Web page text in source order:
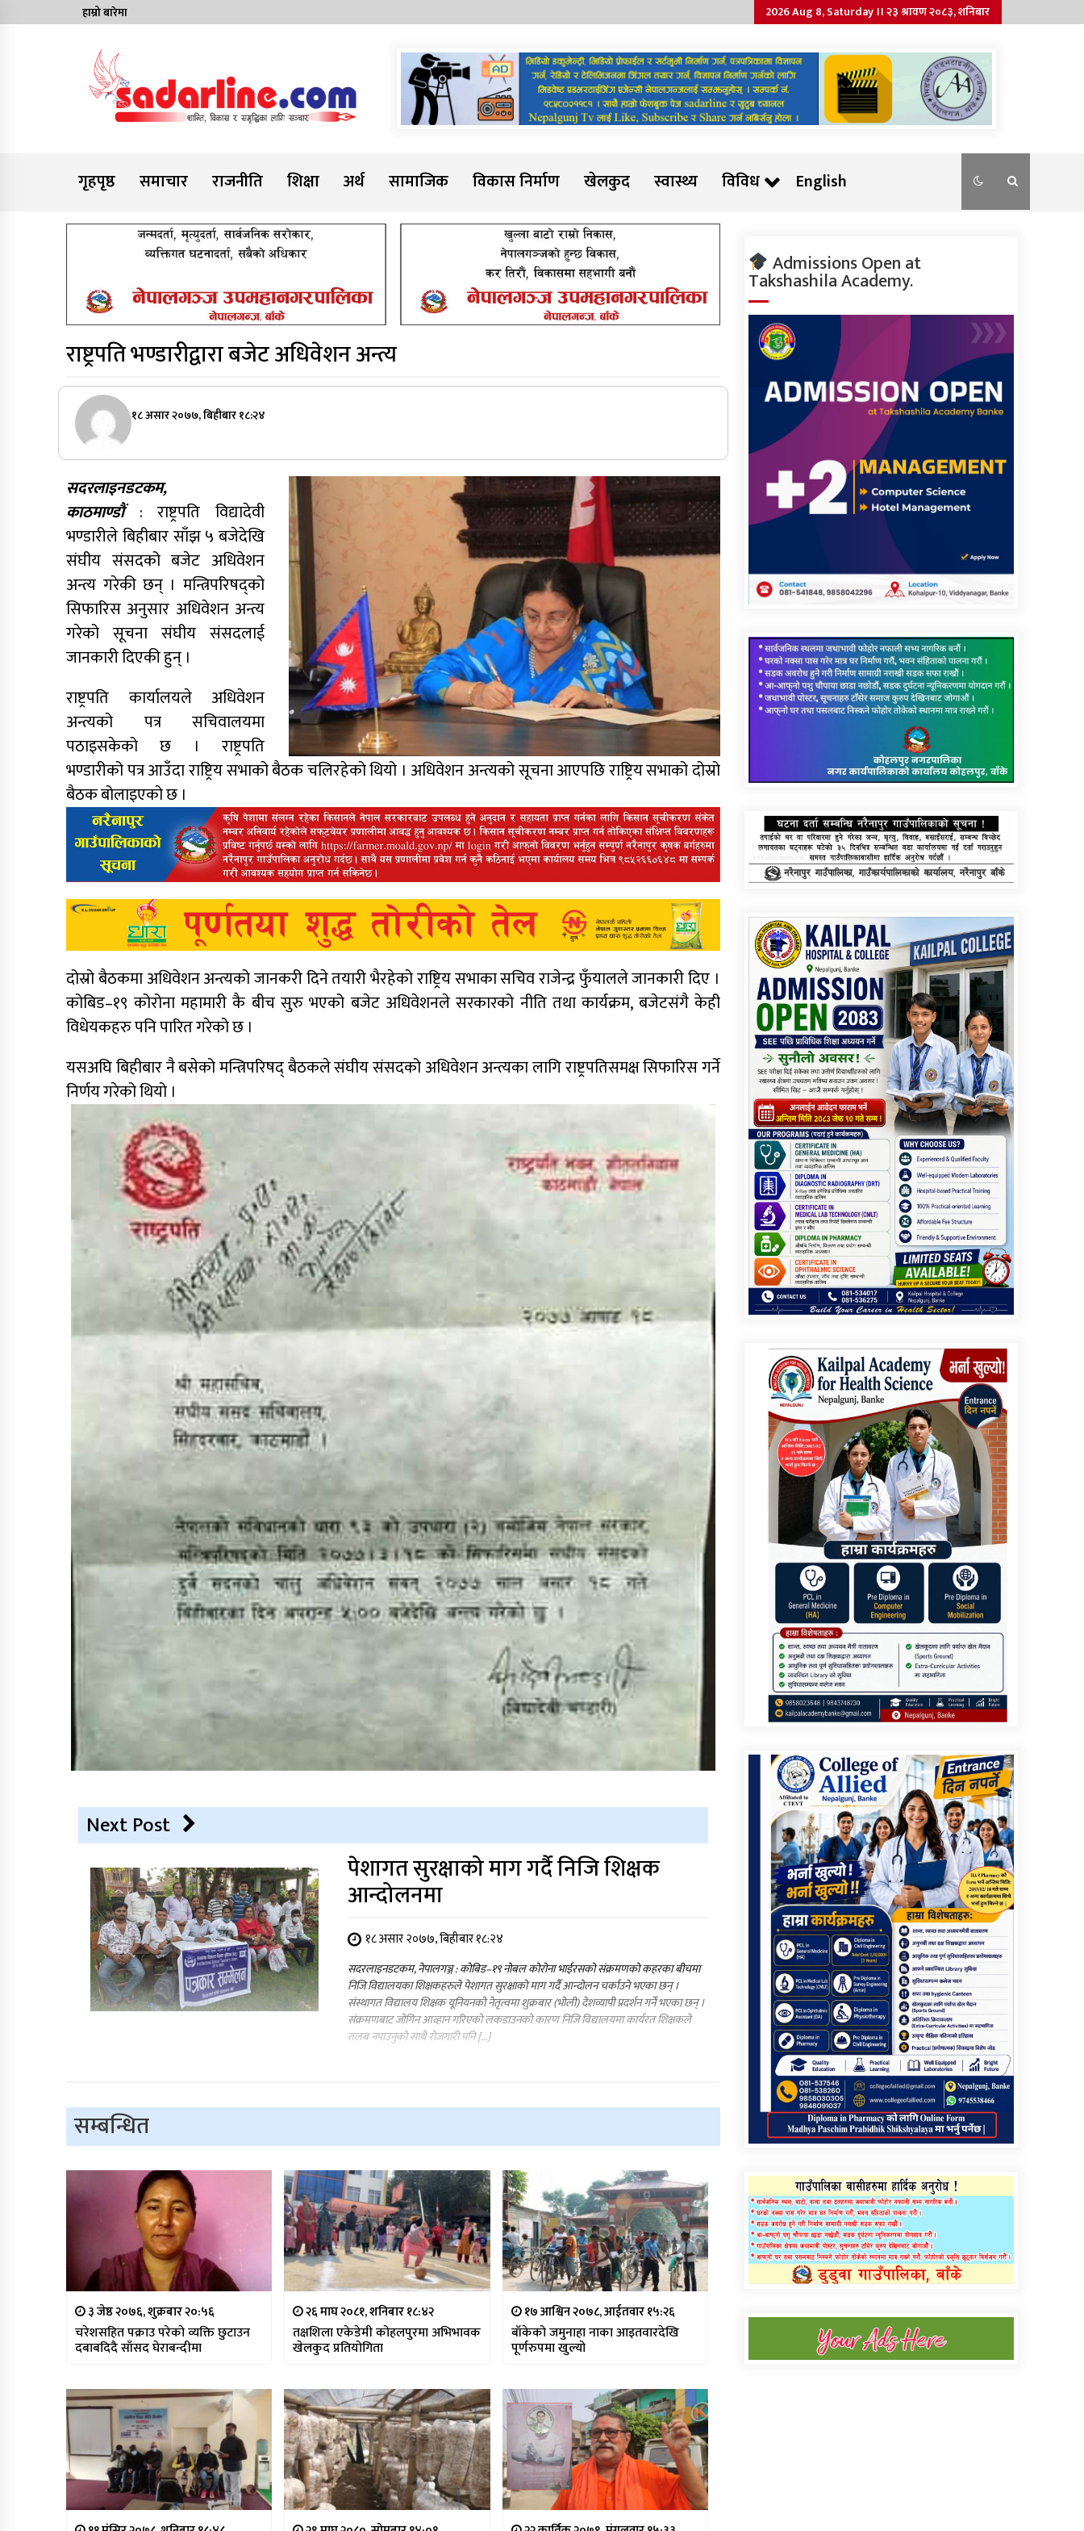
to
हाम्रो बारेमा 2026 Aug 8, Saturday ।। २३ श्रावण २०८३, शनिबार
Sadarline
गृहपृष्ठ
समाचार राजनीति शिक्षा अर्थ सामाजिक विकास निर्माण खेलकुद स्वास्थ्य विविध English
राष्ट्रपति भण्डारीद्वारा बजेट अधिवेशन अन्त्य
१८ असार २०७७, बिहीबार १८:२४
सदरलाइनडटकम,
काठमाण्डौं: राष्ट्रपति विद्यादेवी
भण्डारीले बिहीबार साँझ ५ बजेदेखि
संघीय संसदको बजेट अधिवेशन
अन्त्य गरेकी छन् । मन्त्रिपरिषद्को
सिफारिस अनुसार अधिवेशन अन्त्य
गरेको सूचना संघीय संसदलाई
जानकारी दिएकी हुन् ।
राष्ट्रपति कार्यालयले अधिवेशन
अन्त्यको पत्र सचिवालयमा
पठाइसकेको छ । राष्ट्रपति
भण्डारीको पत्र आउँदा राष्ट्रिय सभाको बैठक चलिरहेको थियो । अधिवेशन अन्त्यको सूचना आएपछि राष्ट्रिय सभाको दोस्रो
बैठक बोलाइएको छ ।
दोस्रो बैठकमा अधिवेशन अन्त्यको जानकरी दिने तयारी भैरहेको राष्ट्रिय सभाका सचिव राजेन्द्र फुँयालले जानकारी दिए ।
कोबिड–१९ कोरोना महामारी कै बीच सुरु भएको बजेट अधिवेशनले सरकारको नीति तथा कार्यक्रम, बजेटसंगै केही
विधेयकहरु पनि पारित गरेको छ ।
यसअघि बिहीबार नै बसेको मन्त्रिपरिषद् बैठकले संघीय संसदको अधिवेशन अन्त्यका लागि राष्ट्रपतिसमक्ष सिफारिस गर्ने
निर्णय गरेको थियो ।
Next Post
पेशागत सुरक्षाको माग गर्दै निजि शिक्षक
आन्दोलनमा
१८ असार २०७७, बिहीबार १८:२४
सदरलाइनडटकम, नेपालगञ्ज : कोबिड–१९ नोबल कोरोना भाईरसको संक्रमणको कहरका बीचमा
निजि विद्यालयका शिक्षकहरुले पेशागत सुरक्षाको माग गर्दै आन्दोलन चर्काउने भएका छन् ।
संस्थागत विद्यालय शिक्षक यूनियनको नेतृत्वमा शुक्रबार (भोली) देशव्यापी प्रदर्शन गर्ने भएका छन् ।
संक्रमणबाट जोगिन आव्हान गरिएको लकडाउनको कारण निजि विद्यालयमा कार्यरत शिक्षकले
तलब नपाउनुको साथै रोजगारी पनि […]
सम्बन्धित
३ जेष्ठ २०७६, शुक्रबार २०:५६
चरेशसहित पक्राउ परेको व्यक्ति छुटाउन
दबाबदिदै साँसद घेराबन्दीमा
२६ माघ २०८१, शनिबार १८:४२
तक्षशिला एकेडेमी कोहलपुरमा अभिभावक
खेलकुद प्रतियोगिता
१७ आश्विन २०७८, आईतवार १५:२६
बाँकेको जमुनाहा नाका आइतवारदेखि
पूर्णरुपमा खुल्यो
Admissions Open at
Takshashila Academy.